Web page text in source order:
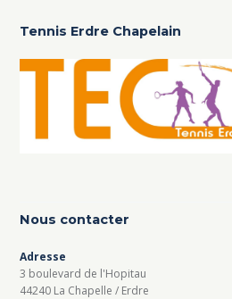
Tennis Erdre Chapelain
Nous contacter
Adresse
3 boulevard de l'Hopitau
44240 La Chapelle / Erdre